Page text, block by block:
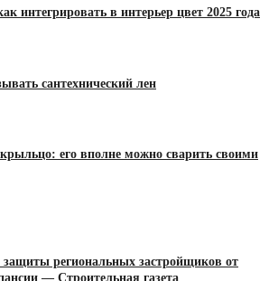
интегрировать в интерьер цвет 2025 года
сантехнический лен
его вполне можно сварить своими
региональных застройщиков от
— Строительная газета